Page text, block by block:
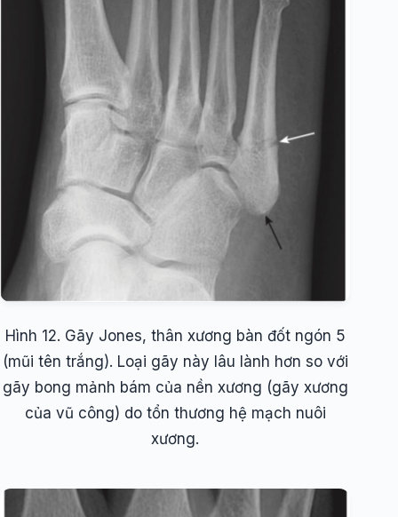
Hình 12. Gãy Jones, thân xương bàn đốt ngón 5
(mũi tên trắng). Loại gãy này lâu lành hơn so với
gãy bong mảnh bám của nền xương (gãy xương
của vũ công) do tổn thương hệ mạch nuôi
xương.